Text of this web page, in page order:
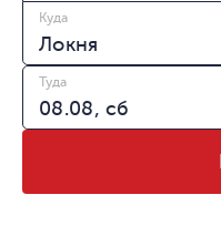
Куда
Туда